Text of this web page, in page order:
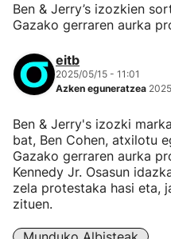
Ben & Jerry’s izozkien
Gazako gerraren aurka
eitb
2025/05/15 - 11:01
Azken eguneratzea
Ben & Jerry's izozki
bat, Ben Cohen, atxilotu
Gazako gerraren aurka
Kennedy Jr. Osasun
zela protestaka hasi eta,
zituen.